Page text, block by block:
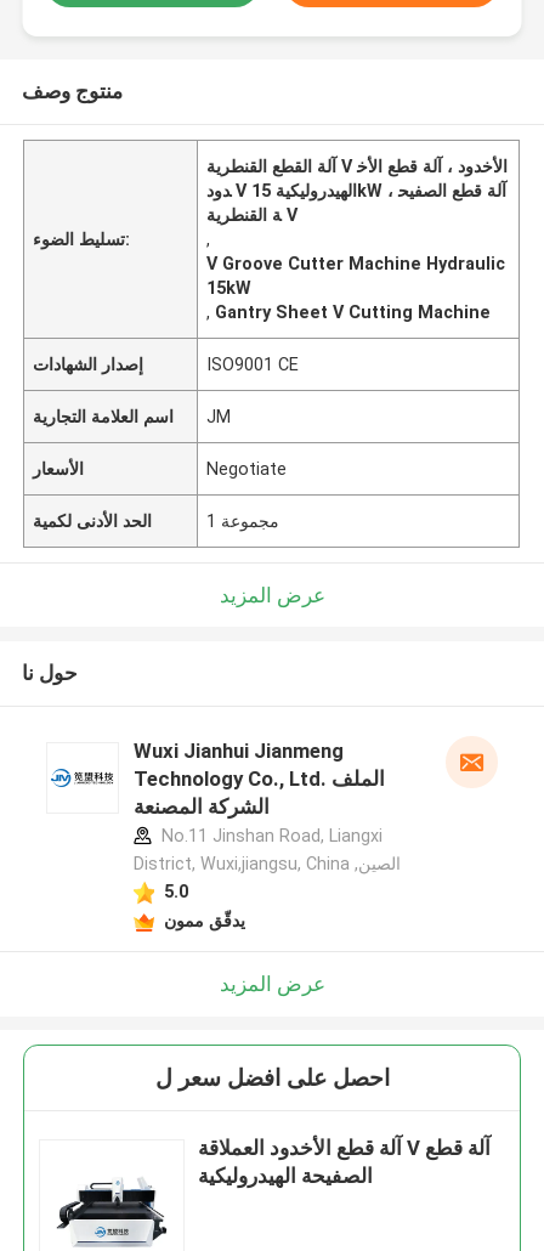
منتوج وصف
تسليط الضوء:
آلة القطع القنطرية V الأخدود ، آلة قطع الأخ
دود V الهيدروليكية 15kW ، آلة قطع الصفيح
ة القنطرية V
,
V Groove Cutter Machine Hydraulic
15kW
, Gantry Sheet V Cutting Machine
إصدار الشهادات ISO9001 CE
اسم العلامة التجارية JM
الأسعار Negotiate
الحد الأدنى لكمية 1 مجموعة
عرض المزيد
حول نا
Wuxi Jianhui Jianmeng
Technology Co., Ltd. الملف
الشركة المصنعة
No.11 Jinshan Road, Liangxi
District, Wuxi,jiangsu, China ,الصين
5.0
يدقّق ممون
عرض المزيد
احصل على افضل سعر ل
آلة قطع الأخدود العملاقة V آلة قطع
الصفيحة الهيدروليكية